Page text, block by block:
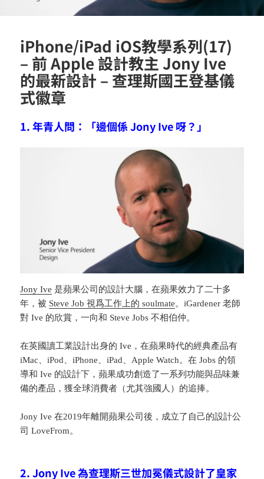
iPhone/iPad iOS教學系列(17)
– 前 Apple 設計教主 Jony Ive
的最新設計 – 查理斯國王登基儀
式徽章
1. 年青人問：「邊個係 Jony Ive 呀？」
Jony Ive 是蘋果公司的設計大腦，在蘋果效力了二十多
年，被 Steve Job 視爲工作上的 soulmate。iGardener 老師
對 Ive 的欣賞，一向和 Steve Jobs 不相伯仲。
在英國讀工業設計出身的 Ive，在蘋果時代的經典產品有
iMac、iPod、iPhone、iPad、Apple Watch。在 Jobs 的領
導和 Ive 的設計下，蘋果成功創造了一系列功能與品味兼
備的產品，獲全球消費者（尤其強國人）的追捧。
Jony Ive 在2019年離開蘋果公司後，成立了自己的設計公
司 LoveFrom。
2. Jony Ive 為查理斯三世加冕儀式設計了皇家